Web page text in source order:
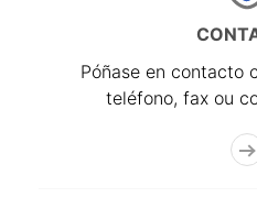
Póñase en contacto
teléfono, fax ou